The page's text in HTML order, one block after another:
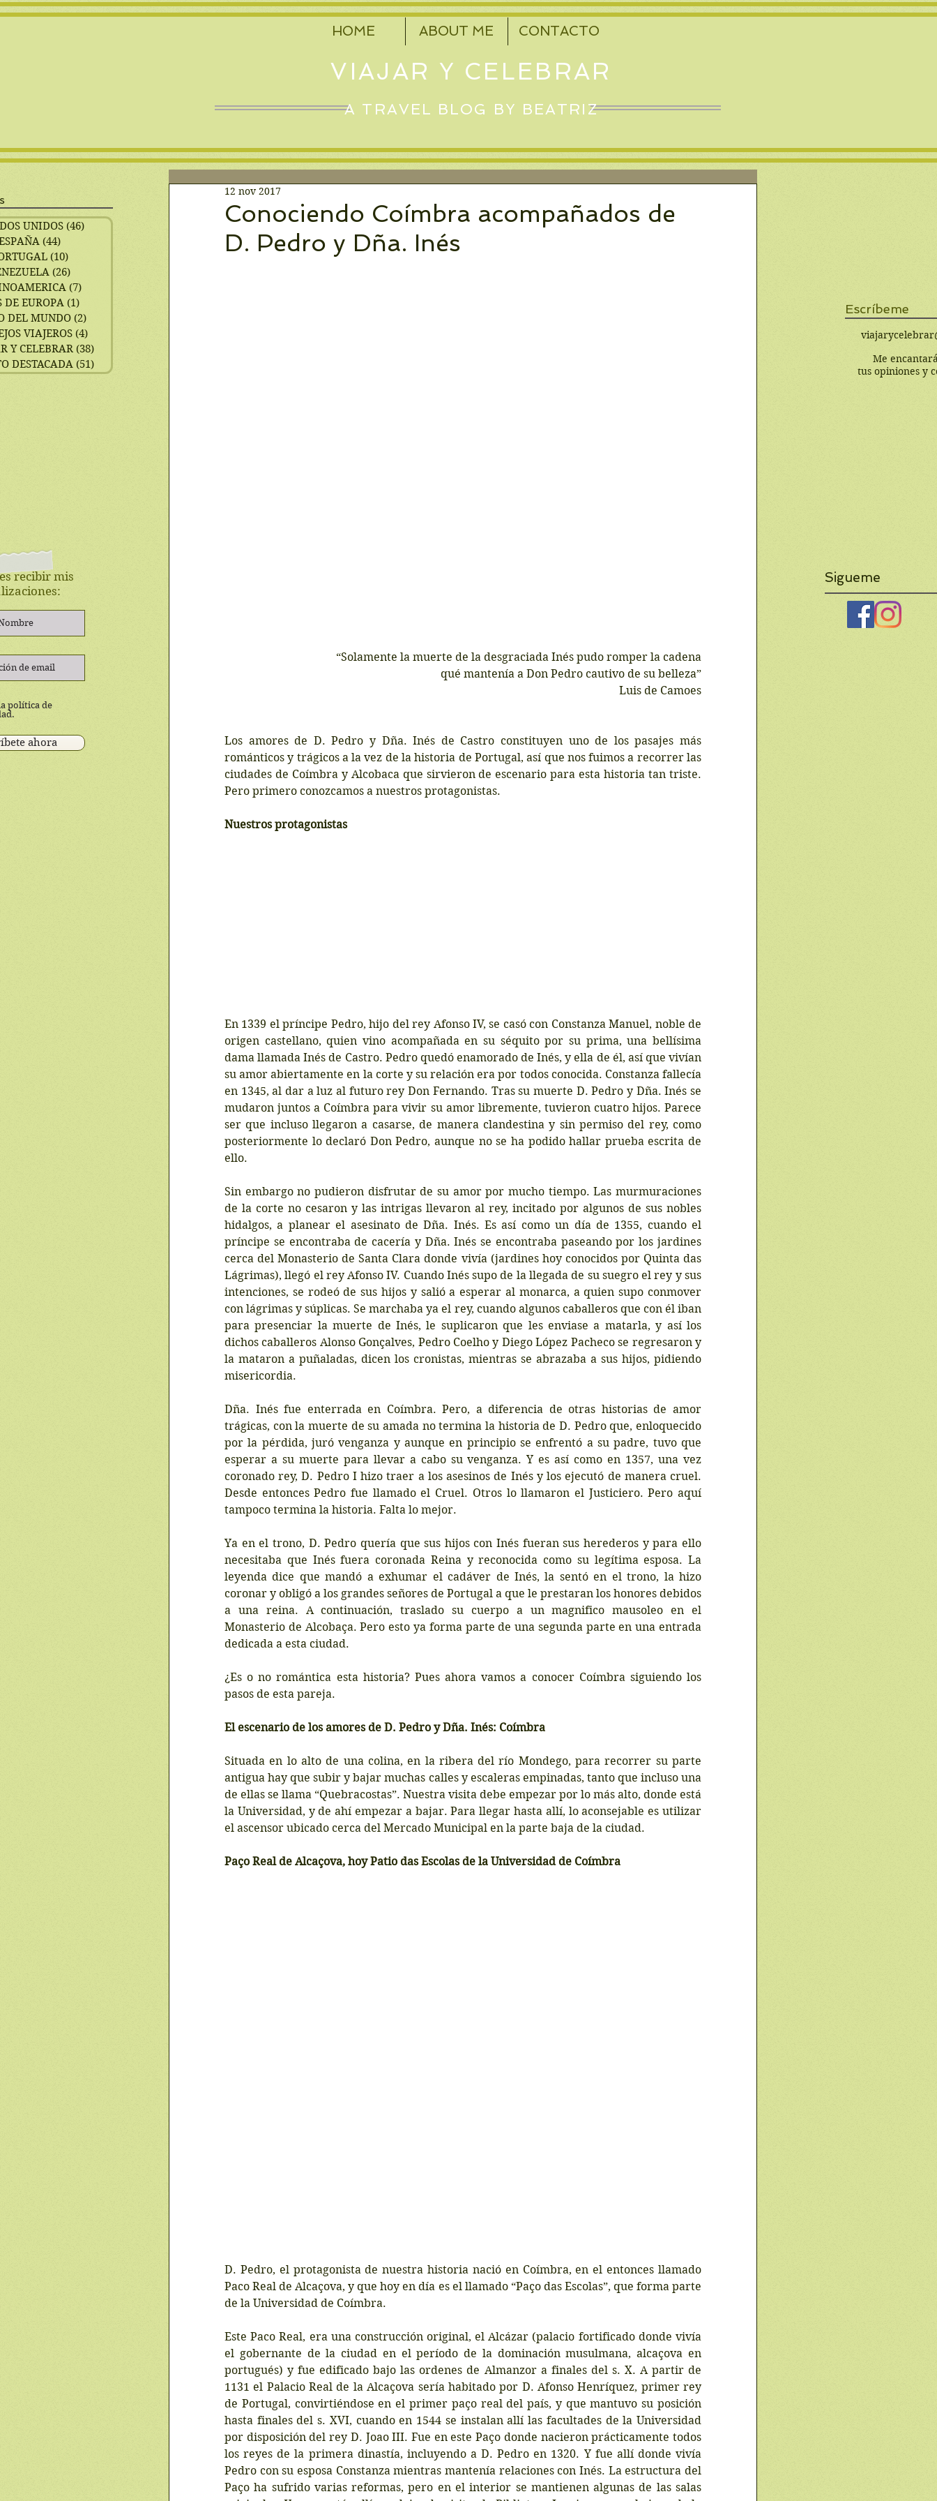
VIAJAR Y CELEBRAR
A TRAVEL BLOG BY BEATRIZ
HOME ABOUT ME CONTACTO
Conociendo Coímbra acompañados de
D. Pedro y Dña. Inés
12 nov 2017
“Solamente la muerte de la desgraciada Inés pudo romper la cadena
qué mantenía a Don Pedro cautivo de su belleza”
Luis de Camoes
Los amores de D. Pedro y Dña. Inés de Castro constituyen uno de los pasajes más
románticos y trágicos a la vez de la historia de Portugal, así que nos fuimos a recorrer las
ciudades de Coímbra y Alcobaca que sirvieron de escenario para esta historia tan triste.
Pero primero conozcamos a nuestros protagonistas.
Nuestros protagonistas
En 1339 el príncipe Pedro, hijo del rey Afonso IV, se casó con Constanza Manuel, noble de
origen castellano, quien vino acompañada en su séquito por su prima, una bellísima
dama llamada Inés de Castro. Pedro quedó enamorado de Inés, y ella de él, así que vivían
su amor abiertamente en la corte y su relación era por todos conocida. Constanza fallecía
en 1345, al dar a luz al futuro rey Don Fernando. Tras su muerte D. Pedro y Dña. Inés se
mudaron juntos a Coímbra para vivir su amor libremente, tuvieron cuatro hijos. Parece
ser que incluso llegaron a casarse, de manera clandestina y sin permiso del rey, como
posteriormente lo declaró Don Pedro, aunque no se ha podido hallar prueba escrita de
ello.
Sin embargo no pudieron disfrutar de su amor por mucho tiempo. Las murmuraciones
de la corte no cesaron y las intrigas llevaron al rey, incitado por algunos de sus nobles
hidalgos, a planear el asesinato de Dña. Inés. Es así como un día de 1355, cuando el
príncipe se encontraba de cacería y Dña. Inés se encontraba paseando por los jardines
cerca del Monasterio de Santa Clara donde vivía (jardines hoy conocidos por Quinta das
Lágrimas), llegó el rey Afonso IV. Cuando Inés supo de la llegada de su suegro el rey y sus
intenciones, se rodeó de sus hijos y salió a esperar al monarca, a quien supo conmover
con lágrimas y súplicas. Se marchaba ya el rey, cuando algunos caballeros que con él iban
para presenciar la muerte de Inés, le suplicaron que les enviase a matarla, y así los
dichos caballeros Alonso Gonçalves, Pedro Coelho y Diego López Pacheco se regresaron y
la mataron a puñaladas, dicen los cronistas, mientras se abrazaba a sus hijos, pidiendo
misericordia.
Dña. Inés fue enterrada en Coímbra. Pero, a diferencia de otras historias de amor
trágicas, con la muerte de su amada no termina la historia de D. Pedro que, enloquecido
por la pérdida, juró venganza y aunque en principio se enfrentó a su padre, tuvo que
esperar a su muerte para llevar a cabo su venganza. Y es así como en 1357, una vez
coronado rey, D. Pedro I hizo traer a los asesinos de Inés y los ejecutó de manera cruel.
Desde entonces Pedro fue llamado el Cruel. Otros lo llamaron el Justiciero. Pero aquí
tampoco termina la historia. Falta lo mejor.
Ya en el trono, D. Pedro quería que sus hijos con Inés fueran sus herederos y para ello
necesitaba que Inés fuera coronada Reina y reconocida como su legítima esposa. La
leyenda dice que mandó a exhumar el cadáver de Inés, la sentó en el trono, la hizo
coronar y obligó a los grandes señores de Portugal a que le prestaran los honores debidos
a una reina. A continuación, traslado su cuerpo a un magnifico mausoleo en el
Monasterio de Alcobaça. Pero esto ya forma parte de una segunda parte en una entrada
dedicada a esta ciudad.
¿Es o no romántica esta historia? Pues ahora vamos a conocer Coímbra siguiendo los
pasos de esta pareja.
El escenario de los amores de D. Pedro y Dña. Inés: Coímbra
Situada en lo alto de una colina, en la ribera del río Mondego, para recorrer su parte
antigua hay que subir y bajar muchas calles y escaleras empinadas, tanto que incluso una
de ellas se llama “Quebracostas”. Nuestra visita debe empezar por lo más alto, donde está
la Universidad, y de ahí empezar a bajar. Para llegar hasta allí, lo aconsejable es utilizar
el ascensor ubicado cerca del Mercado Municipal en la parte baja de la ciudad.
Paço Real de Alcaçova, hoy Patio das Escolas de la Universidad de Coímbra
D. Pedro, el protagonista de nuestra historia nació en Coímbra, en el entonces llamado
Paco Real de Alcaçova, y que hoy en día es el llamado “Paço das Escolas”, que forma parte
de la Universidad de Coímbra.
Este Paco Real, era una construcción original, el Alcázar (palacio fortificado donde vivía
el gobernante de la ciudad en el período de la dominación musulmana, alcaçova en
portugués) y fue edificado bajo las ordenes de Almanzor a finales del s. X. A partir de
1131 el Palacio Real de la Alcaçova sería habitado por D. Afonso Henríquez, primer rey
de Portugal, convirtiéndose en el primer paço real del país, y que mantuvo su posición
hasta finales del s. XVI, cuando en 1544 se instalan allí las facultades de la Universidad
por disposición del rey D. Joao III. Fue en este Paço donde nacieron prácticamente todos
los reyes de la primera dinastía, incluyendo a D. Pedro en 1320. Y fue allí donde vivía
Pedro con su esposa Constanza mientras mantenía relaciones con Inés. La estructura del
Paço ha sufrido varias reformas, pero en el interior se mantienen algunas de las salas
Escríbeme
Me
tus opiniones y
política de
ahora
recibir mis
UNIDOS (46) 46 entradas
(44)44 entradas
(10)10 entradas
(26)
(7)7 entradas
DE EUROPA (1)
DEL MUNDO (2)
VIAJEROS (4)
Y CELEBRAR (38)38 entradas
DESTACADA (51)
Sigueme